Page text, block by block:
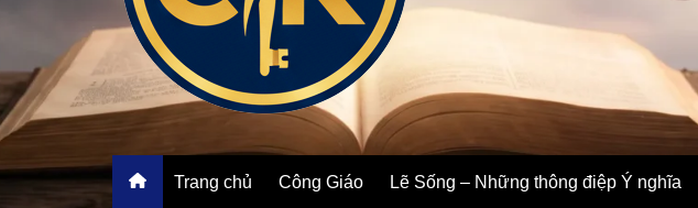
Trang chủ Công Giáo Lẽ Sống – Những thông điệp Ý nghĩa